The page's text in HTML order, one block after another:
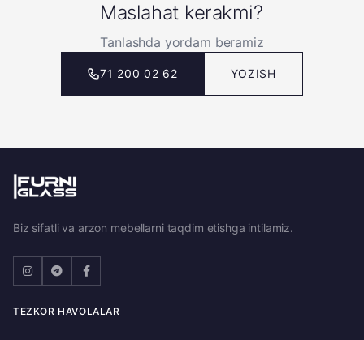
Maslahat kerakmi?
Tanlashda yordam beramiz
71 200 02 62 YOZISH
Biz sifatli va arzon mebellarni taqdim etishga intilamiz.
TEZKOR HAVOLALAR